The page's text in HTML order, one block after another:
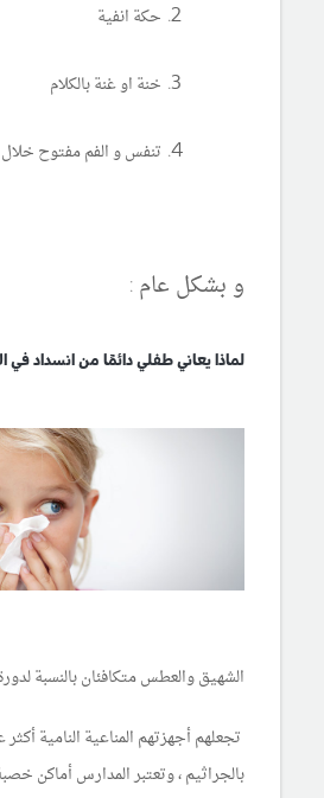
حكة انفية
خنة او غنة بالكلام
تنفس و الفم مفتوح خلال
و بشكل عام :
لماذا يعاني طفلي دائمًا من انسداد في
الشهيق والعطس متكافئان بالنسبة
تجعلهم أجهزتهم المناعية النامية
بالجراثيم ، وتعتبر المدارس أماكن